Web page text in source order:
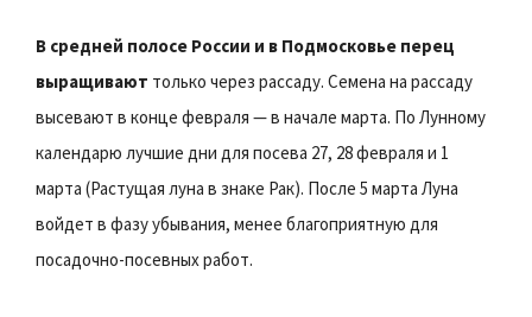
В средней полосе России и в Подмосковье перец
выращивают только через рассаду. Семена на рассаду
высевают в конце февраля — в начале марта. По Лунному
календарю лучшие дни для посева 27, 28 февраля и 1
марта (Растущая луна в знаке Рак). После 5 марта Луна
войдет в фазу убывания, менее благоприятную для
посадочно-посевных работ.